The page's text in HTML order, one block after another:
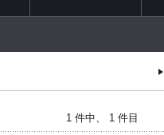
1 件中、 1 件目